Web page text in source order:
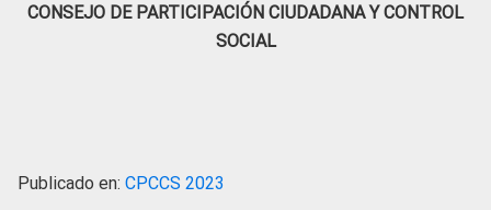
CONSEJO DE PARTICIPACIÓN CIUDADANA Y CONTROL
SOCIAL
Publicado en: CPCCS 2023